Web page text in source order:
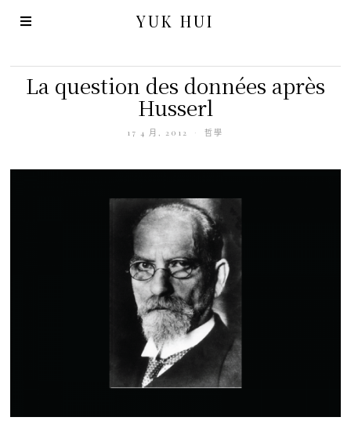
YUK HUI
La question des données après
Husserl
17 4 月, 2012 哲學